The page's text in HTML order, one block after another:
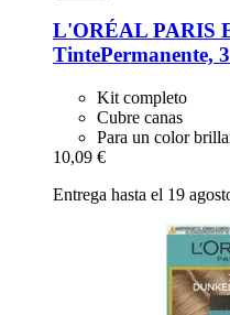
L'ORÉAL PARIS
TintePermanente,
Kit completo
Cubre canas
Para un color
10,09 €
Entrega hasta el 19